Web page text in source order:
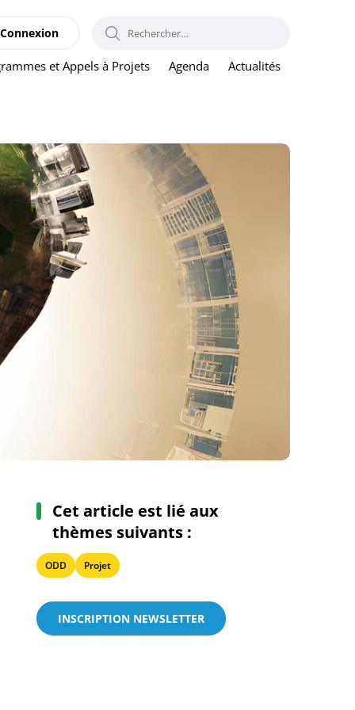
et Appels à Projets Agenda Actualités
Connexion RECHERCHER :
Cet article est lié aux
thèmes suivants :
ODD Projet
INSCRIPTION NEWSLETTER